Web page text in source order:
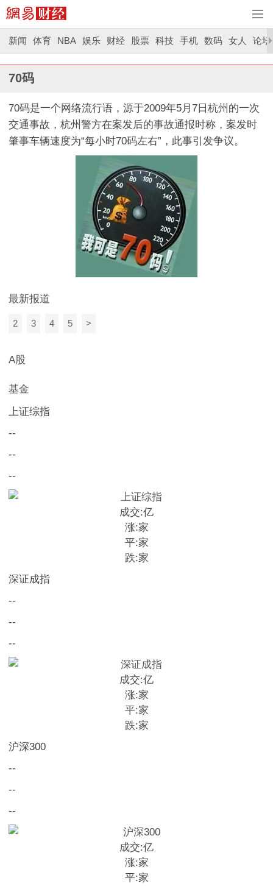
新闻 体育 NBA 娱乐 财经 股票 科技 手机 数码 女人 论坛
70码
70码是一个网络流行语，源于2009年5月7日杭州的一次
交通事故，杭州警方在案发后的事故通报时称，案发时
肇事车辆速度为“每小时70码左右”，此事引发争议。
最新报道
2 3 4 5 >
A股
基金
上证综指
--
--
--
成交:亿
涨:家
平:家
跌:家
深证成指
--
--
--
成交:亿
涨:家
平:家
跌:家
沪深300
--
--
--
成交:亿
涨:家
平:家